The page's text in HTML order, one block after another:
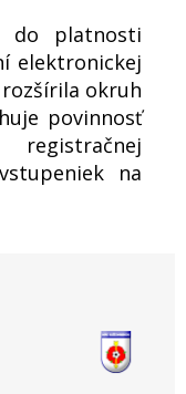
do platnosti
elektronickej
okruh
povinnosť
na